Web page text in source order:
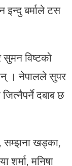
बर्माले टस
विष्‍टको
। नेपालले सुपर
दबाब छ
सम्झना खड्का,
शर्मा, मनिषा